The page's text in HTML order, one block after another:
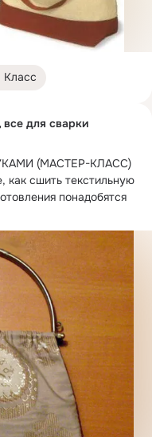
Класс
для сварки
(МАСТЕР-КЛАСС)
как сшить текстильную
понадобятся